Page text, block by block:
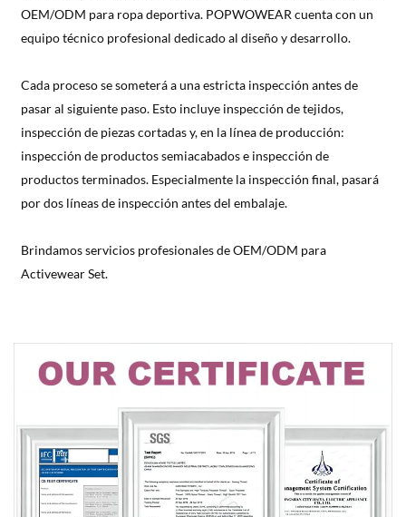
OEM/ODM para ropa deportiva. POPWOWEAR cuenta con un
equipo técnico profesional dedicado al diseño y desarrollo.
Cada proceso se someterá a una estricta inspección antes de
pasar al siguiente paso. Esto incluye inspección de tejidos,
inspección de piezas cortadas y, en la línea de producción:
inspección de productos semiacabados e inspección de
productos terminados. Especialmente la inspección final, pasará
por dos líneas de inspección antes del embalaje.
Brindamos servicios profesionales de OEM/ODM para
Activewear Set.